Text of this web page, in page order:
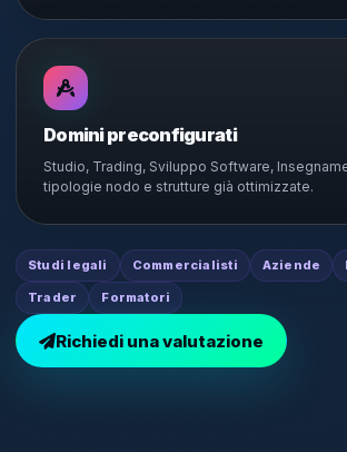
Domini preconfigurati
Studio, Trading, Sviluppo Software,
tipologie nodo e strutture già ottimizzate.
Studi legali Commercialisti Aziende
Trader Formatori
Richiedi una valutazione